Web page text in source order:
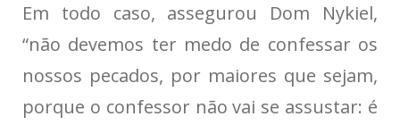
Em todo caso, assegurou Dom Nykiel,
“não devemos ter medo de confessar os
nossos pecados, por maiores que sejam,
porque o confessor não vai se assustar: é